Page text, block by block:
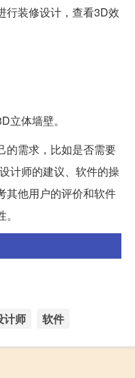
行装修设计，查看3D效
立体墙壁。
的需求，比如是否需要
计师的建议、软件的操
其他用户的评价和软件
计师 软件